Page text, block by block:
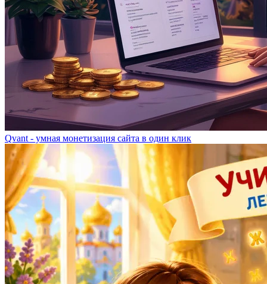
Qvant - умная монетизация сайта в один клик